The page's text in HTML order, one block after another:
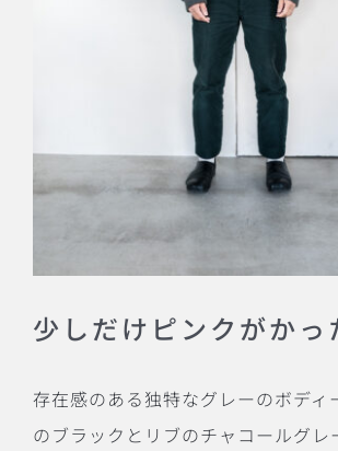
少しだけピンクがかっ
存在感のある独特なグレーのボディ
のブラックとリブのチャコールグレ